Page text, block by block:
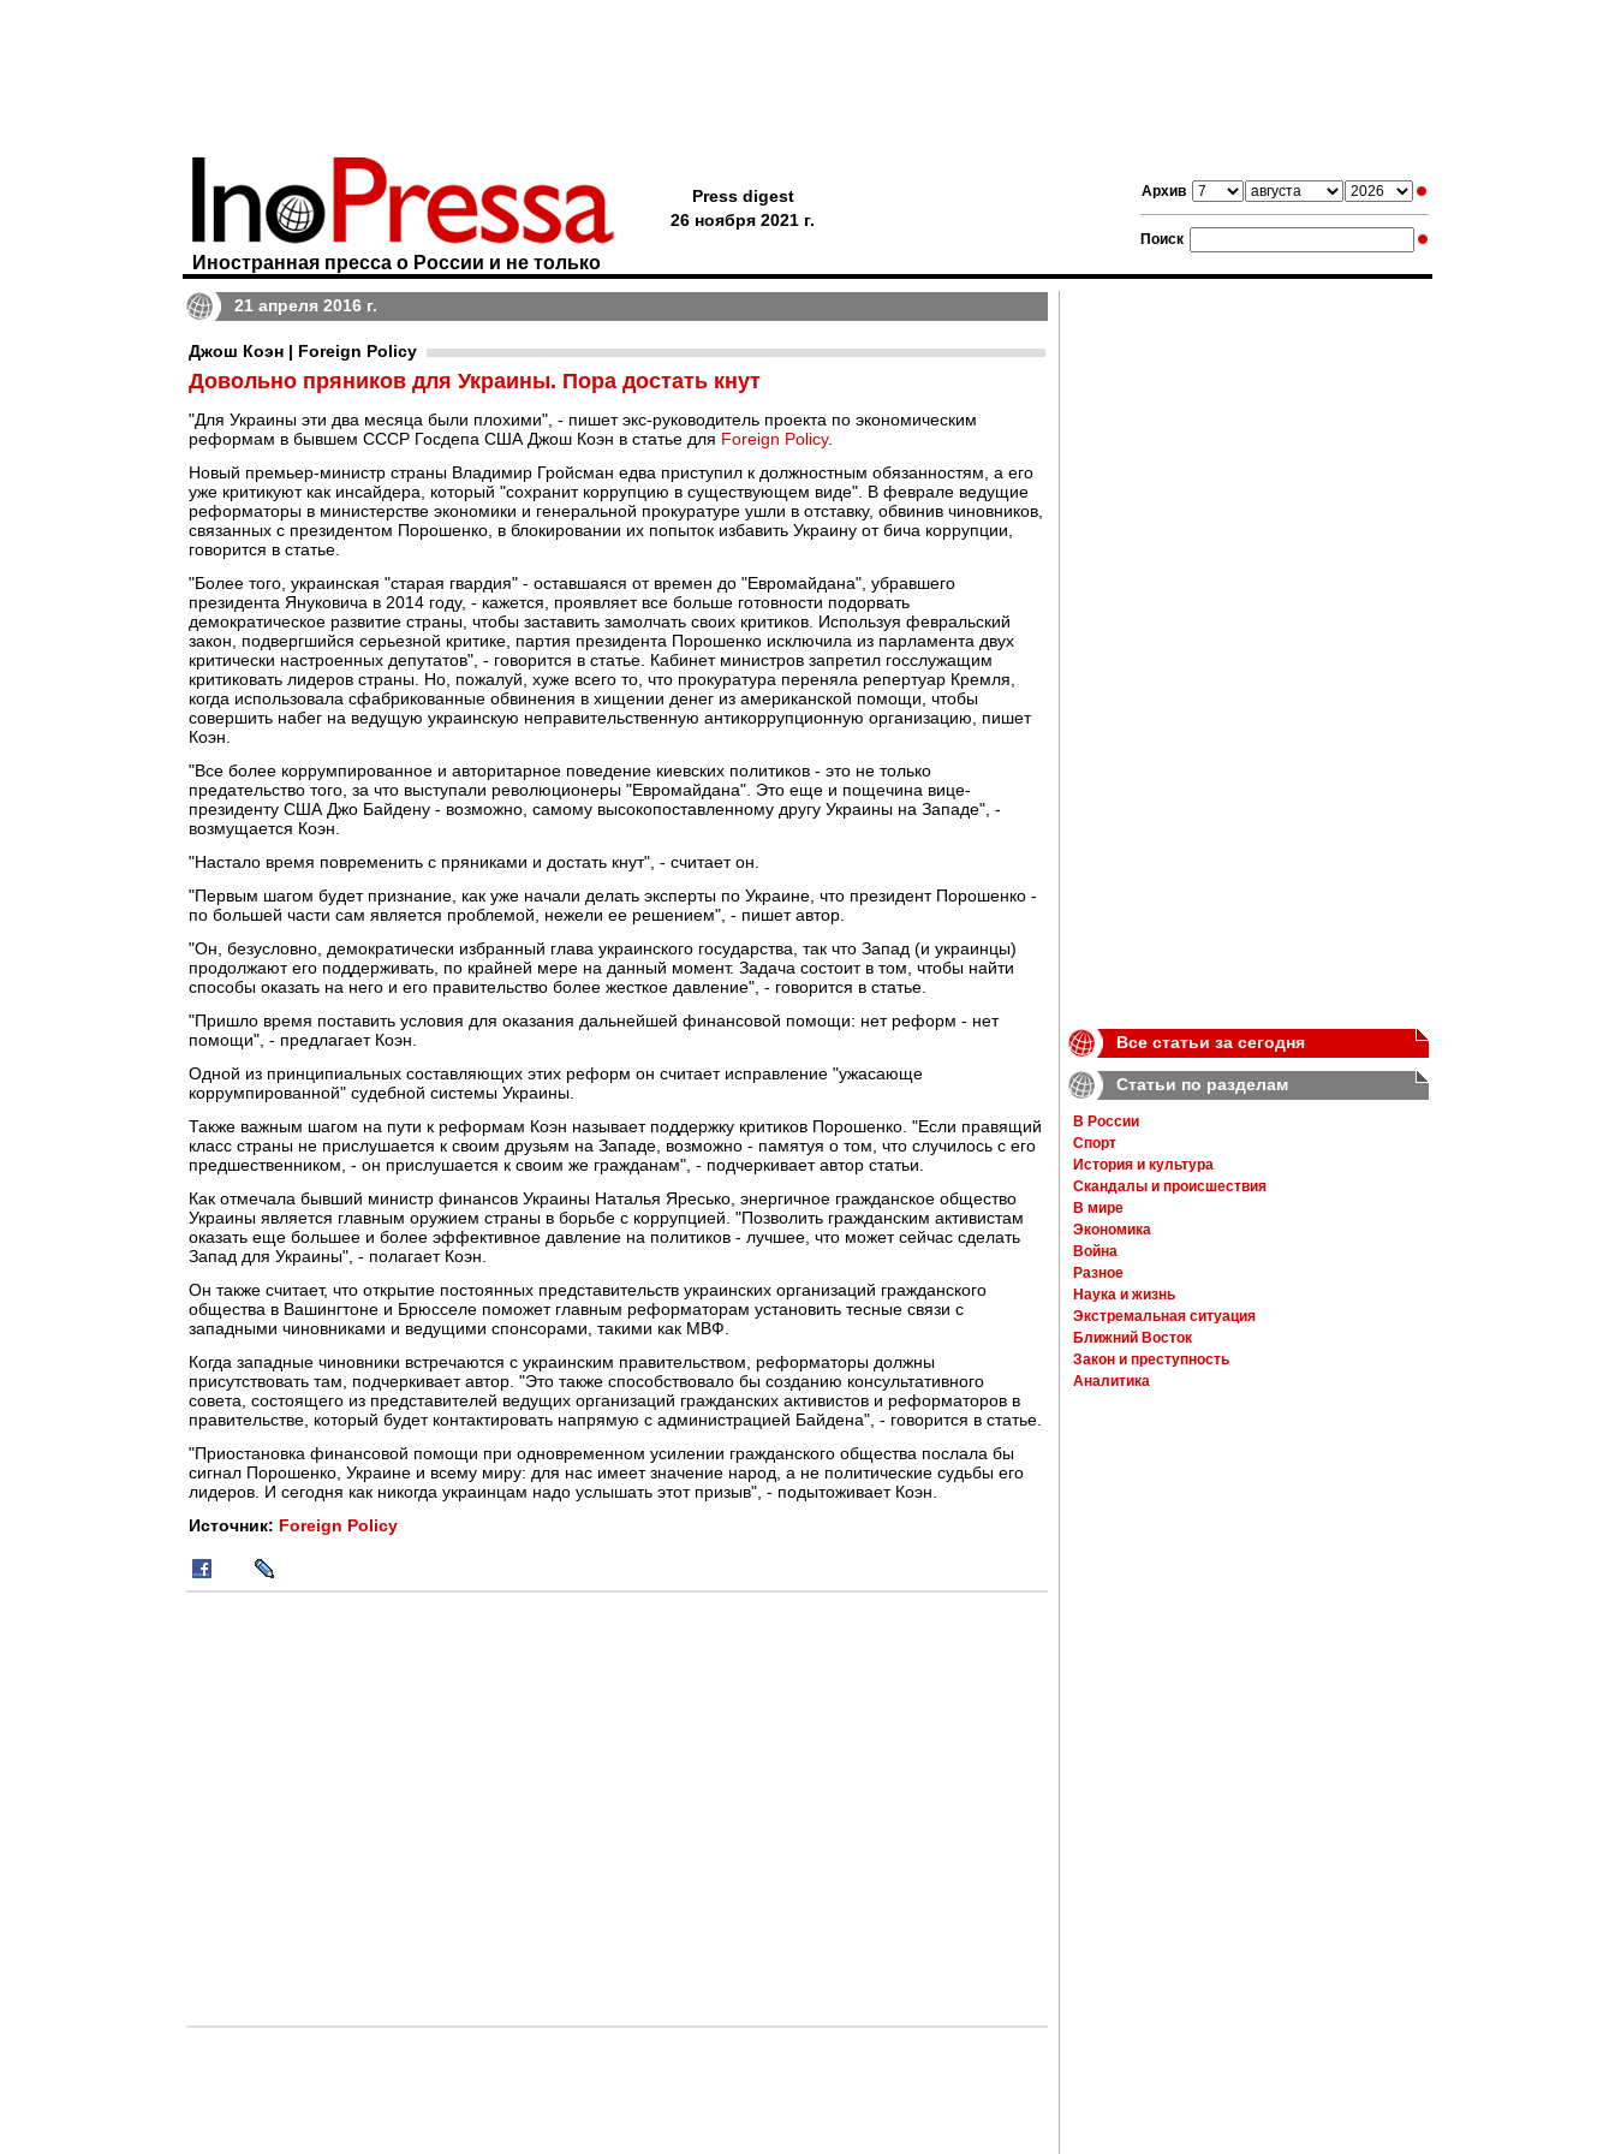
Архив
Поиск
Иностранная пресса о России и не только
Press digest
26 ноября 2021 г.
21 апреля 2016 г.
Джош Коэн | Foreign Policy
Довольно пряников для Украины. Пора достать кнут
"Для Украины эти два месяца были плохими", - пишет экс-руководитель проекта по экономическим
реформам в бывшем СССР Госдепа США Джош Коэн в статье для Foreign Policy.
Новый премьер-министр страны Владимир Гройсман едва приступил к должностным обязанностям, а его
уже критикуют как инсайдера, который "сохранит коррупцию в существующем виде". В феврале ведущие
реформаторы в министерстве экономики и генеральной прокуратуре ушли в отставку, обвинив чиновников,
связанных с президентом Порошенко, в блокировании их попыток избавить Украину от бича коррупции,
говорится в статье.
"Более того, украинская "старая гвардия" - оставшаяся от времен до "Евромайдана", убравшего
президента Януковича в 2014 году, - кажется, проявляет все больше готовности подорвать
демократическое развитие страны, чтобы заставить замолчать своих критиков. Используя февральский
закон, подвергшийся серьезной критике, партия президента Порошенко исключила из парламента двух
критически настроенных депутатов", - говорится в статье. Кабинет министров запретил госслужащим
критиковать лидеров страны. Но, пожалуй, хуже всего то, что прокуратура переняла репертуар Кремля,
когда использовала сфабрикованные обвинения в хищении денег из американской помощи, чтобы
совершить набег на ведущую украинскую неправительственную антикоррупционную организацию, пишет
Коэн.
"Все более коррумпированное и авторитарное поведение киевских политиков - это не только
предательство того, за что выступали революционеры "Евромайдана". Это еще и пощечина вице-
президенту США Джо Байдену - возможно, самому высокопоставленному другу Украины на Западе", -
возмущается Коэн.
"Настало время повременить с пряниками и достать кнут", - считает он.
"Первым шагом будет признание, как уже начали делать эксперты по Украине, что президент Порошенко -
по большей части сам является проблемой, нежели ее решением", - пишет автор.
"Он, безусловно, демократически избранный глава украинского государства, так что Запад (и украинцы)
продолжают его поддерживать, по крайней мере на данный момент. Задача состоит в том, чтобы найти
способы оказать на него и его правительство более жесткое давление", - говорится в статье.
"Пришло время поставить условия для оказания дальнейшей финансовой помощи: нет реформ - нет
помощи", - предлагает Коэн.
Одной из принципиальных составляющих этих реформ он считает исправление "ужасающе
коррумпированной" судебной системы Украины.
Также важным шагом на пути к реформам Коэн называет поддержку критиков Порошенко. "Если правящий
класс страны не прислушается к своим друзьям на Западе, возможно - памятуя о том, что случилось с его
предшественником, - он прислушается к своим же гражданам", - подчеркивает автор статьи.
Как отмечала бывший министр финансов Украины Наталья Яресько, энергичное гражданское общество
Украины является главным оружием страны в борьбе с коррупцией. "Позволить гражданским активистам
оказать еще большее и более эффективное давление на политиков - лучшее, что может сейчас сделать
Запад для Украины", - полагает Коэн.
Он также считает, что открытие постоянных представительств украинских организаций гражданского
общества в Вашингтоне и Брюсселе поможет главным реформаторам установить тесные связи с
западными чиновниками и ведущими спонсорами, такими как МВФ.
Когда западные чиновники встречаются с украинским правительством, реформаторы должны
присутствовать там, подчеркивает автор. "Это также способствовало бы созданию консультативного
совета, состоящего из представителей ведущих организаций гражданских активистов и реформаторов в
правительстве, который будет контактировать напрямую с администрацией Байдена", - говорится в статье.
"Приостановка финансовой помощи при одновременном усилении гражданского общества послала бы
сигнал Порошенко, Украине и всему миру: для нас имеет значение народ, а не политические судьбы его
лидеров. И сегодня как никогда украинцам надо услышать этот призыв", - подытоживает Коэн.
Источник: Foreign Policy
Все статьи за сегодня
Статьи по разделам
В России
Спорт
История и культура
Скандалы и происшествия
В мире
Экономика
Война
Разное
Наука и жизнь
Экстремальная ситуация
Ближний Восток
Закон и преступность
Аналитика